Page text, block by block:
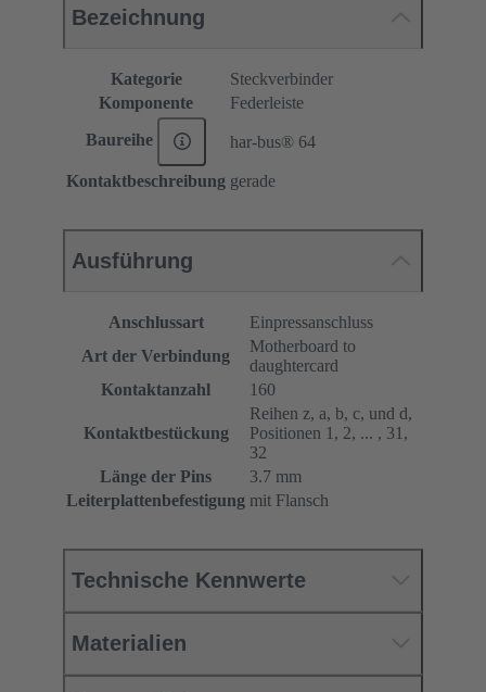
Bezeichnung
Kategorie
Steckverbinder
Komponente
Federleiste
Baureihe har-bus® 64
Kontaktbeschreibung gerade
Ausführung
Anschlussart
Einpressanschluss
Art der Verbindung
Motherboard to
daughtercard
Kontaktanzahl
160
Kontaktbestückung
Reihen z, a, b, c, und d,
Positionen 1, 2, ... , 31,
32
Länge der Pins
3.7 mm
Leiterplattenbefestigung mit Flansch
Technische Kennwerte
Materialien